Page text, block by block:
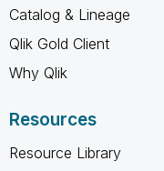
Catalog & Lineage
Qlik Gold Client
Why Qlik
Resources
Resource Library